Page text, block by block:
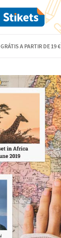
GRÁTIS A PARTIR DE 19 €